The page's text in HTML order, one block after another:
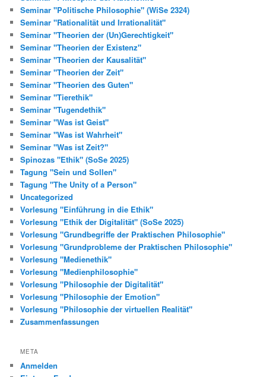
Seminar "Politische Philosophie" (WiSe 2324)
Seminar "Rationalität und Irrationalität"
Seminar "Theorien der (Un)Gerechtigkeit"
Seminar "Theorien der Existenz"
Seminar "Theorien der Kausalität"
Seminar "Theorien der Zeit"
Seminar "Theorien des Guten"
Seminar "Tierethik"
Seminar "Tugendethik"
Seminar "Was ist Geist"
Seminar "Was ist Wahrheit"
Seminar "Was ist Zeit?"
Spinozas "Ethik" (SoSe 2025)
Tagung "Sein und Sollen"
Tagung "The Unity of a Person"
Uncategorized
Vorlesung "Einführung in die Ethik"
Vorlesung "Ethik der Digitalität" (SoSe 2025)
Vorlesung "Grundbegriffe der Praktischen Philosophie"
Vorlesung "Grundprobleme der Praktischen Philosophie"
Vorlesung "Medienethik"
Vorlesung "Medienphilosophie"
Vorlesung "Philosophie der Digitalität"
Vorlesung "Philosophie der Emotion"
Vorlesung "Philosophie der virtuellen Realität"
Zusammenfassungen
META
Anmelden